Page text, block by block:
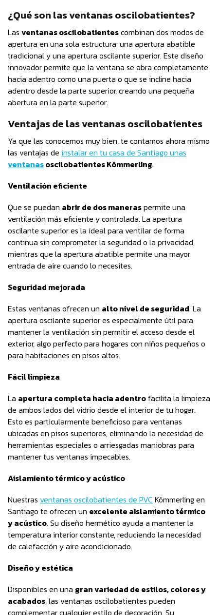
¿Qué son las ventanas oscilobatientes?
Las ventanas oscilobatientescombinan dos modos de
apertura en una sola estructura: una apertura abatible
tradicional y una apertura oscilante superior. Este diseño
innovador permite que la ventana se abra completamente
hacia adentro como una puerta o que se incline hacia
adentro desde la parte superior, creando una pequeña
abertura en la parte superior.
Ventajas de las ventanas oscilobatientes
Ya que las conocemos muy bien, te contamos ahora mismo
las ventajas de instalar en tu casa de Santiago unas
ventanasoscilobatientes Kömmerling:
Ventilación eficiente
Que se puedan abrir de dos maneraspermite una
ventilación más eficiente y controlada. La apertura
oscilante superior es la ideal para ventilar de forma
continua sin comprometer la seguridad o la privacidad,
mientras que la apertura abatible permite una mayor
entrada de aire cuando lo necesites.
Seguridad mejorada
Estas ventanas ofrecen un alto nivel de seguridad. La
apertura oscilante superior es especialmente útil para
mantener la ventilación sin permitir el acceso desde el
exterior, algo perfecto para hogares con niños pequeños o
para habitaciones en pisos altos.
Fácil limpieza
La apertura completa hacia adentro facilita la limpieza
de ambos lados del vidrio desde el interior de tu hogar.
Esto es particularmente beneficioso para ventanas
ubicadas en pisos superiores, eliminando la necesidad de
herramientas especiales o arriesgadas maniobras para
mantener tus ventanas impecables.
Aislamiento térmico y acústico
Nuestras ventanas oscilobatientes de PVC Kömmerling en
Santiago te ofrecen un excelente aislamiento térmico
y acústico. Su diseño hermético ayuda a mantener la
temperatura interior constante, reduciendo la necesidad
de calefacción y aire acondicionado.
Diseño y estética
Disponibles en una gran variedad de estilos, colores y
acabados, las ventanas oscilobatientes pueden
complementar cualquier estilo de decoración. Su